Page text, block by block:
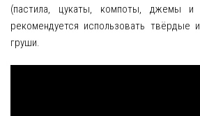
(пастила, цукаты, компоты, джемы и
рекомендуется использовать твёрдые
груши.